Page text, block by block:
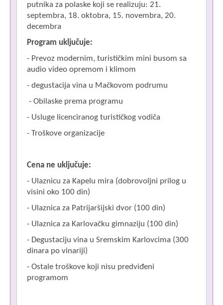
putnika za polaske koji se realizuju: 21.
septembra, 18. oktobra, 15. novembra, 20.
decembra
Program uključuje:
- Prevoz modernim, turističkim mini busom sa
audio video opremom i klimom
- degustacija vina u Mačkovom podrumu
- Obilaske prema programu
- Usluge licenciranog turističkog vodiča
- Troškove organizacije
Cena ne uključuje:
- Ulaznicu za Kapelu mira (dobrovoljni prilog u
visini oko 100 din)
- Ulaznica za Patrijaršijski dvor (100 din)
- Ulaznica za Karlovačku gimnaziju (100 din)
- Degustaciju vina u Sremskim Karlovcima (300
dinara po vinariji)
- Ostale troškove koji nisu predviđeni
programom